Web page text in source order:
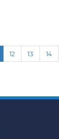
(current)
12 13
14